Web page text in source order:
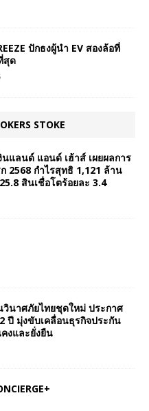
ปักธงผู้นำ EV สองล้อที่
สุด
STOKE
นแลนด์ แอนด์ เฮ้าส์ เผยผลการ
2568 กำไรสุทธิ 1,121 ล้าน
สินเชื่อโตร้อยละ 3.4
นาศภัยไทยชุดใหม่ ประกาศ
ปี มุ่งขับเคลื่อนธุรกิจประกัน
งและยั่งยืน